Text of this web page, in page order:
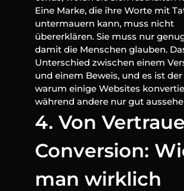
Eine Marke, die ihre Worte mit
untermauern kann, muss nicht
übererklären. Sie muss nur
damit die Menschen glauben.
Unterschied zwischen einem
und einem Beweis, und es ist
warum einige Websites
während andere nur gut
4. Von
Conversion:
man wirklich